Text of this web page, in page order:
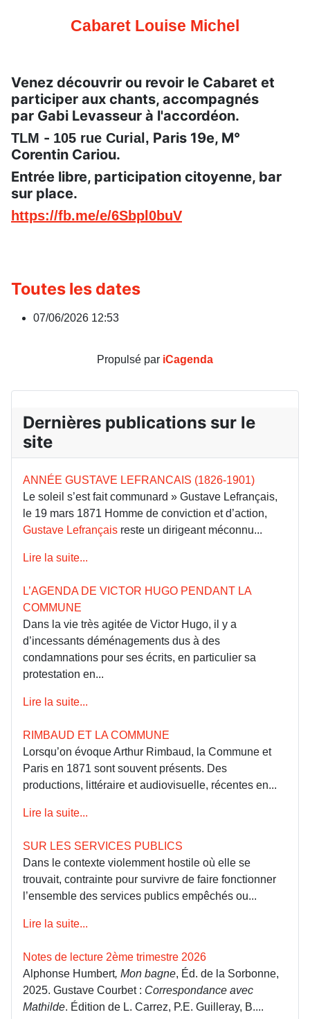
Cabaret Louise Michel
Venez découvrir ou revoir le Cabaret et
participer aux chants, accompagnés
par Gabi Levasseur à l'accordéon.
TLM - 105 rue Curial , Paris 19e, M°
Corentin Cariou.
Entrée libre, participation citoyenne, bar
sur place.
https://fb.me/e/6Sbpl0buV
Toutes les dates
07/06/2026 12:53
Propulsé par iCagenda
Dernières publications sur le
site
ANNÉE GUSTAVE LEFRANCAIS (1826-1901)
Le soleil s’est fait communard » Gustave Lefrançais,
le 19 mars 1871 Homme de conviction et d’action,
Gustave Lefrançais reste un dirigeant méconnu...
Lire la suite...
L’AGENDA DE VICTOR HUGO PENDANT LA
COMMUNE
Dans la vie très agitée de Victor Hugo, il y a
d’incessants déménagements dus à des
condamnations pour ses écrits, en particulier sa
protestation en...
Lire la suite...
RIMBAUD ET LA COMMUNE
Lorsqu’on évoque Arthur Rimbaud, la Commune et
Paris en 1871 sont souvent présents. Des
productions, littéraire et audiovisuelle, récentes en...
Lire la suite...
SUR LES SERVICES PUBLICS
Dans le contexte violemment hostile où elle se
trouvait, contrainte pour survivre de faire fonctionner
l’ensemble des services publics empêchés ou...
Lire la suite...
Notes de lecture 2ème trimestre 2026
Alphonse Humbert, Mon bagne, Éd. de la Sorbonne,
2025. Gustave Courbet : Correspondance avec
Mathilde. Édition de L. Carrez, P.E. Guilleray, B....